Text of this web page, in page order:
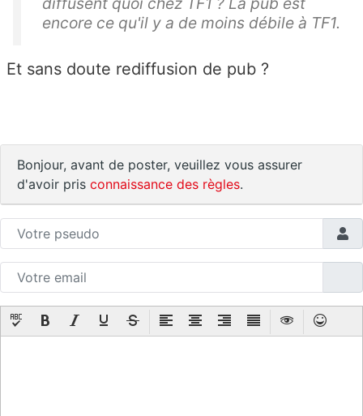
encore ce qu'il y a de moins débile à TF1.
Et sans doute rediffusion de pub ?
Bonjour, avant de poster, veuillez vous assurer
d'avoir pris connaissance des règles.